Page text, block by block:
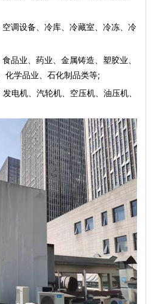
调设备、冷库、冷藏室、冷冻、冷
业、药业、金属铸造、塑胶业、
化学品业、石化制品类等;
机、汽轮机、空压机、油压机、